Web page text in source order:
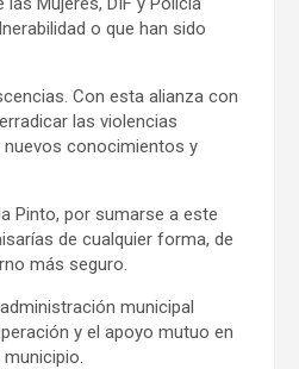
o que han sido
Con esta alianza con
las violencias
nuevos conocimientos y
Pinto, por sumarse a este
de cualquier forma, de
más seguro.
municipal
y el apoyo mutuo en